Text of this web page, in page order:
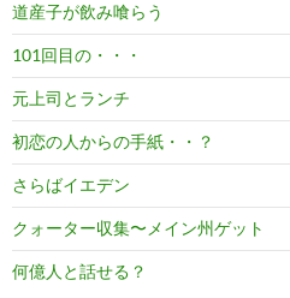
道産子が飲み喰らう
101回目の・・・
元上司とランチ
初恋の人からの手紙・・？
さらばイエデン
クォーター収集〜メイン州ゲット
何億人と話せる？